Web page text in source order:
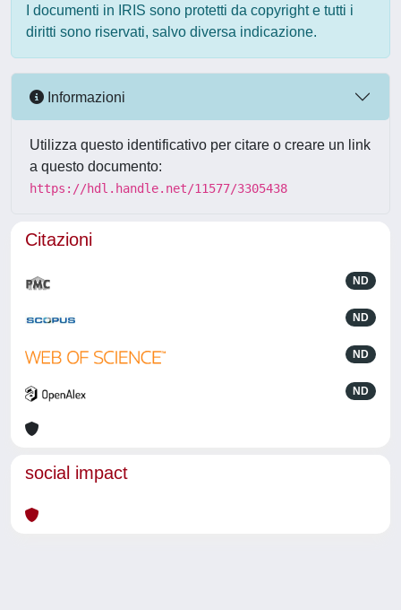
I documenti in IRIS sono protetti da copyright e tutti i
diritti sono riservati, salvo diversa indicazione.
Informazioni
Utilizza questo identificativo per citare o creare un link
a questo documento:
https://hdl.handle.net/11577/3305438
Citazioni
ND
ND
ND
ND
social impact